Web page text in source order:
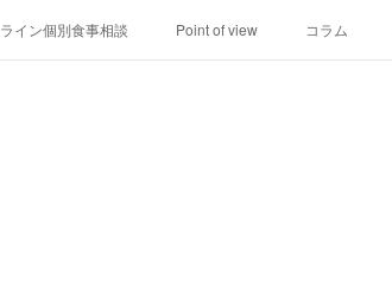
イン個別食事相談 Point of view コラム